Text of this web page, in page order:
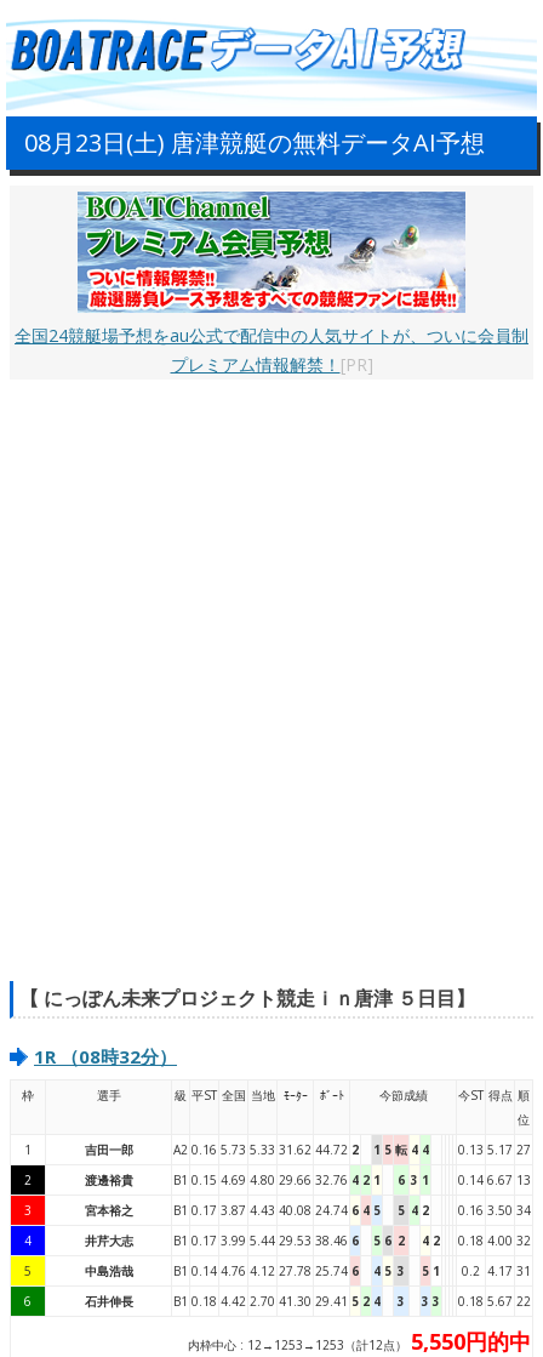
08月23日(土) 唐津競艇の無料データAI予想
全国24競艇場予想をau公式で配信中の人気サイトが、ついに会員制
プレミアム情報解禁！ [PR]
【 にっぽん未来プロジェクト競走ｉｎ唐津 ５日目】
1R （08時32分）
枠 選手 級 平ST 全国 当地 ﾓｰﾀｰ ﾎﾞｰﾄ 今節成績 今ST 得点 順
位
1
吉田一郎 A2 0.16 5.73 5.33 31.62 44.72 2 1 5 転 4 4 0.13 5.17 27
2
渡邊裕貴 B1 0.15 4.69 4.80 29.66 32.76 4 2 1 6 3 1 0.14 6.67 13
3
宮本裕之 B1 0.17 3.87 4.43 40.08 24.74 6 4 5 5 4 2 0.16 3.50 34
4
井芹大志 B1 0.17 3.99 5.44 29.53 38.46 6 5 6 2 4 2 0.18 4.00 32
5
中島浩哉 B1 0.14 4.76 4.12 27.78 25.74 6 4 5 3 5 1 0.2 4.17 31
6
石井伸長 B1 0.18 4.42 2.70 41.30 29.41 5 2 4 3 3 3 0.18 5.67 22
内枠中心 : 12→1253→1253（計12点） 5,550円的中